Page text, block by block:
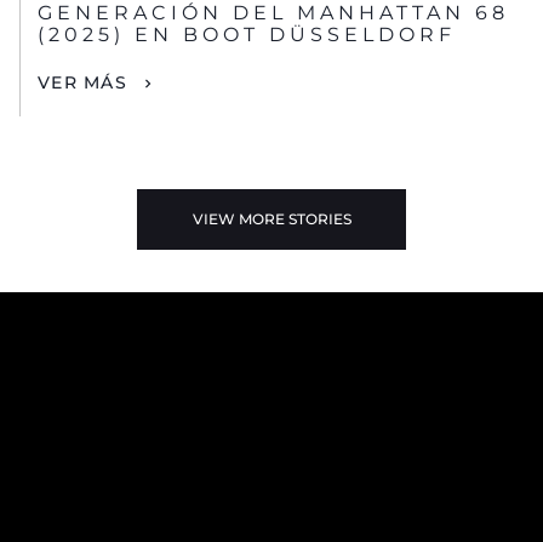
GENERACIÓN DEL MANHATTAN 68
(2025) EN BOOT DÜSSELDORF
VER MÁS
VIEW MORE STORIES